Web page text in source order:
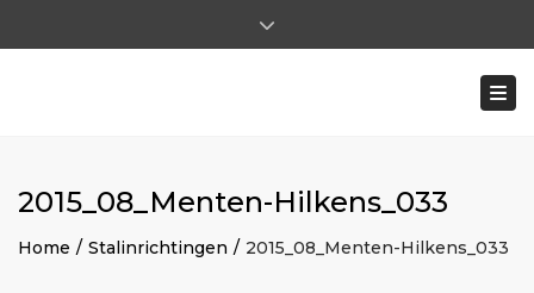
Close top bar
2015_08_Menten-Hilkens_033
Home Stalinrichtingen 2015_08_Menten-Hilkens_033